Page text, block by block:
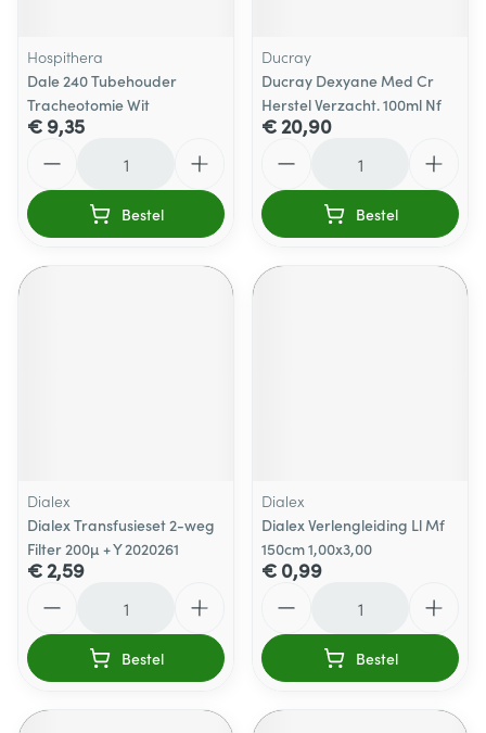
Hospithera
Dale 240 Tubehouder
Tracheotomie Wit
€ 9,35
Bestel
Ducray
Ducray Dexyane Med Cr
Herstel Verzacht. 100ml Nf
€ 20,90
Bestel
Dialex
Dialex Transfusieset 2-weg
Filter 200µ + Y 2020261
€ 2,59
Bestel
Dialex
Dialex Verlengleiding Ll Mf
150cm 1,00x3,00
€ 0,99
Bestel